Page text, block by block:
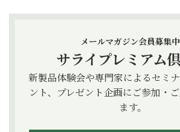
メールマガジン会員募集
サライプレミアム
新製品体験会や専門家によるセミ
ント、プレゼント企画にご参加・
ます。